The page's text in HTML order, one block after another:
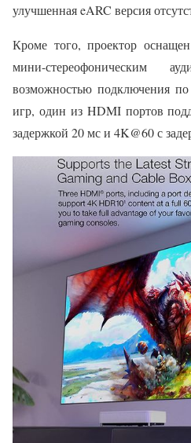
улучшенная eARC версия
Кроме того, проектор
мини-стереофоническим
возможностью подключения
игр, один из HDMI портов
задержкой 20 мс и 4K@60 с